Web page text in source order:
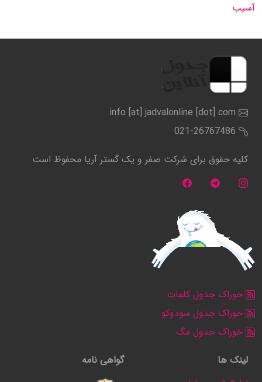
آسیب
info [at] jadvalonline [dot] com
021-26767486
کلیه حقوق برای شرکت صفر و یک گستر آریا محفوظ است
خوراک جدول کلمات
خوراک جدول سودوکو
خوراک جدول مگ
لینک ها
گواهی نامه